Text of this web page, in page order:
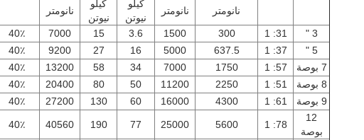
نانومتر نانومتر
كيلو
نيوتن
كيلو
نيوتن
نانومتر
3 "
31: 1
300
1500
3.6
15
7000 40٪
5 "
37: 1
637.5
5000
16
27
9200 40٪
7 بوصة
57: 1
1750
7000
34
58
13200 40٪
8 بوصة
51: 1
2250
11200
50
80
20400 40٪
9 بوصة
61: 1
4300
16000
60
130
27200 40٪
12
بوصة
78: 1
5600
25000
77
190
40560 40٪